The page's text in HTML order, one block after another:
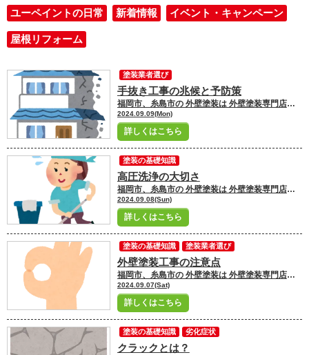
ユーペイントの日常 新着情報 イベント・キャンペーン
屋根リフォーム
手抜き工事の兆候と予防策
福岡市、糸島市の 外壁塗装は 外壁塗装専門店ユーペイントへ お任せください！！★☆ ＼ブログ毎日更新中／ 福岡市・糸島市にお住いの皆さんこんにちは！ 福岡市・糸島市地域密着の塗装専門店ユーペイント ショールームスタッフの吉村です
2024.09.09(Mon)
詳しくはこちら
塗装業者選び
高圧洗浄の大切さ
福岡市、糸島市の 外壁塗装は 外壁塗装専門店ユーペイントへ お任せください！！★☆ ＼ブログ毎日更新中／ 福岡市・糸島市にお住いの皆さんこんにちは！ 福岡市・糸島市地域密着の塗装専門店ユーペイント ショールームスタッフの吉村です
2024.09.08(Sun)
詳しくはこちら
塗装の基礎知識
外壁塗装工事の注意点
福岡市、糸島市の 外壁塗装は 外壁塗装専門店ユーペイントへ お任せください！！★☆ ＼ブログ毎日更新中／ 福岡市・糸島市にお住いの皆さんこんにちは！ 福岡市・糸島市地域密着の塗装専門店ユーペイント ショールームスタッフの小牧です
2024.09.07(Sat)
詳しくはこちら
塗装の基礎知識 塗装業者選び
クラックとは？
塗装の基礎知識 劣化症状